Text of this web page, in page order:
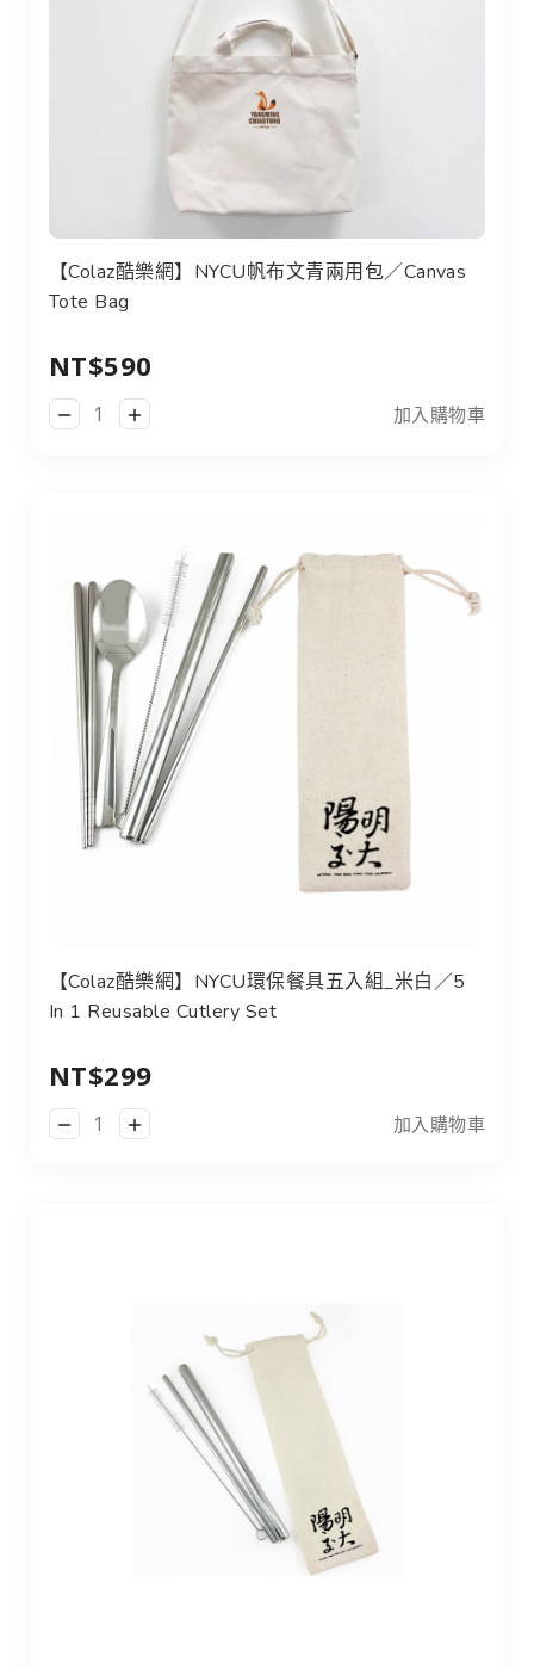
【Colaz酷樂網】NYCU帆布文青兩用包／Canvas
Tote Bag
NT$590
加入購物車
【Colaz酷樂網】NYCU環保餐具五入組_米白／5
In 1 Reusable Cutlery Set
NT$299
加入購物車